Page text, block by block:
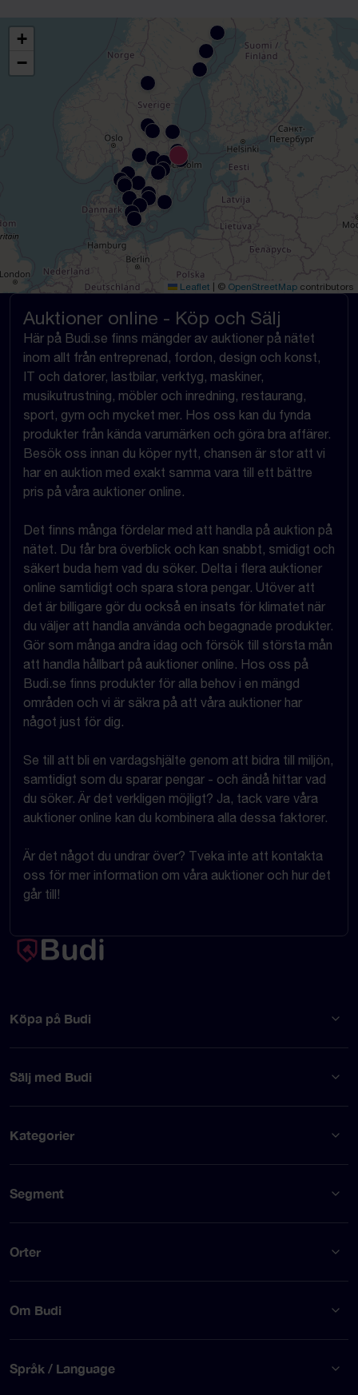
+
−
Leaflet © OpenStreetMap contributors
Auktioner online - Köp och Sälj
Här på Budi.se finns mängder av auktioner på nätet
inom allt från entreprenad, fordon, design och konst,
IT och datorer, lastbilar, verktyg, maskiner,
musikutrustning, möbler och inredning, restaurang,
sport, gym och mycket mer. Hos oss kan du fynda
produkter från kända varumärken och göra bra affärer.
Besök oss innan du köper nytt, chansen är stor att vi
har en auktion med exakt samma vara till ett bättre
pris på våra auktioner online.
Det finns många fördelar med att handla på auktion på
nätet. Du får bra överblick och kan snabbt, smidigt och
säkert buda hem vad du söker. Delta i flera auktioner
online samtidigt och spara stora pengar. Utöver att
det är billigare gör du också en insats för klimatet när
du väljer att handla använda och begagnade produkter.
Gör som många andra idag och försök till största mån
att handla hållbart på auktioner online. Hos oss på
Budi.se finns produkter för alla behov i en mängd
områden och vi är säkra på att våra auktioner har
något just för dig.
Se till att bli en vardagshjälte genom att bidra till miljön,
samtidigt som du sparar pengar - och ändå hittar vad
du söker. Är det verkligen möjligt? Ja, tack vare våra
auktioner online kan du kombinera alla dessa faktorer.
Är det något du undrar över? Tveka inte att kontakta
oss för mer information om våra auktioner och hur det
går till!
Köpa på Budi
Sälj med Budi
Kategorier
Segment
Orter
Om Budi
Språk / Language